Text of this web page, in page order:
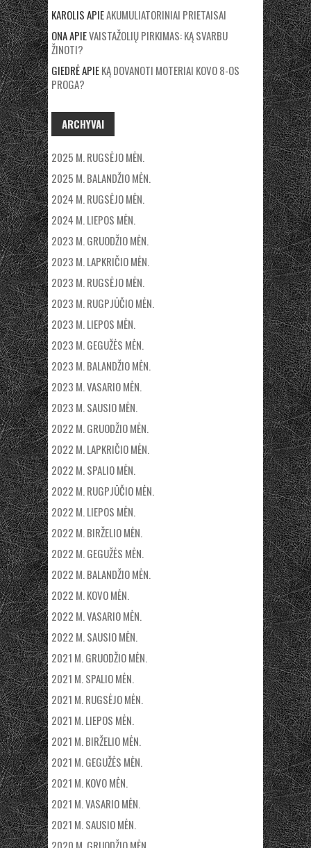
KAROLISAPIEAKUMULIATORINIAI PRIETAISAI
ONAAPIEVAISTAŽOLIŲ PIRKIMAS: KĄ SVARBU
ŽINOTI?
GIEDRĖAPIEKĄ DOVANOTI MOTERIAI KOVO 8-OS
PROGA?
ARCHYVAI
2025 M. RUGSĖJO MĖN.
2025 M. BALANDŽIO MĖN.
2024 M. RUGSĖJO MĖN.
2024 M. LIEPOS MĖN.
2023 M. GRUODŽIO MĖN.
2023 M. LAPKRIČIO MĖN.
2023 M. RUGSĖJO MĖN.
2023 M. RUGPJŪČIO MĖN.
2023 M. LIEPOS MĖN.
2023 M. GEGUŽĖS MĖN.
2023 M. BALANDŽIO MĖN.
2023 M. VASARIO MĖN.
2023 M. SAUSIO MĖN.
2022 M. GRUODŽIO MĖN.
2022 M. LAPKRIČIO MĖN.
2022 M. SPALIO MĖN.
2022 M. RUGPJŪČIO MĖN.
2022 M. LIEPOS MĖN.
2022 M. BIRŽELIO MĖN.
2022 M. GEGUŽĖS MĖN.
2022 M. BALANDŽIO MĖN.
2022 M. KOVO MĖN.
2022 M. VASARIO MĖN.
2022 M. SAUSIO MĖN.
2021 M. GRUODŽIO MĖN.
2021 M. SPALIO MĖN.
2021 M. RUGSĖJO MĖN.
2021 M. LIEPOS MĖN.
2021 M. BIRŽELIO MĖN.
2021 M. GEGUŽĖS MĖN.
2021 M. KOVO MĖN.
2021 M. VASARIO MĖN.
2021 M. SAUSIO MĖN.